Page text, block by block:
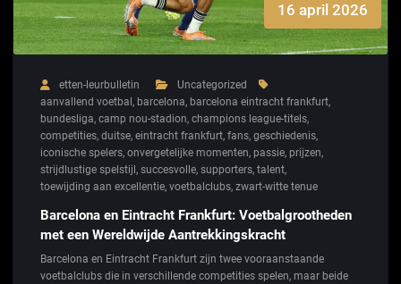
16 april 2026
etten-leurbulletin
Uncategorized
aanvallend voetbal , barcelona, barcelona eintracht frankfurt,
bundesliga, camp nou-stadion, champions league-titels,
competities, duitse, eintracht frankfurt, fans, geschiedenis,
iconische spelers, onvergetelijke momenten, passie, prijzen,
strijdlustige spelstijl , succesvolle, supporters, talent,
toewijding aan excellentie, voetbalclubs, zwart-witte tenue
Barcelona en Eintracht Frankfurt: Voetbalgrootheden
met een Wereldwijde Aantrekkingskracht
Barcelona en Eintracht Frankfurt zijn twee vooraanstaande
voetbalclubs die in verschillende competities spelen, maar beide